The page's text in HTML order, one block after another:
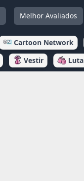
Melhor Avaliados
Cartoon Network
Vestir Luta